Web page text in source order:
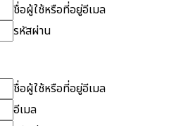
ชื่อผู้ใช้หรือที่อยู่อีเมล
รหัสผ่าน
ชื่อผู้ใช้หรือที่อยู่อีเมล
อีเมล